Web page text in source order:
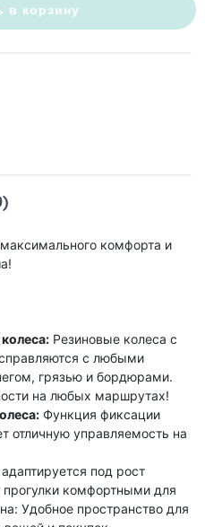
в корзину
комфорта и
Резиновые колеса с
с любыми
грязью и бордюрами.
на любых маршрутах!
Функция фиксации
отличную управляемость на
под рост
прогулки комфортными для
Удобное пространство для